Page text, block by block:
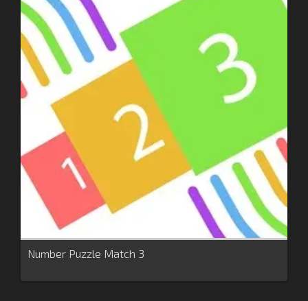
Number Puzzle Match 3